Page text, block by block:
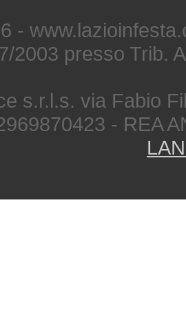
-
2003 presso Trib.
s.r.l.s. via Fabio
- REA